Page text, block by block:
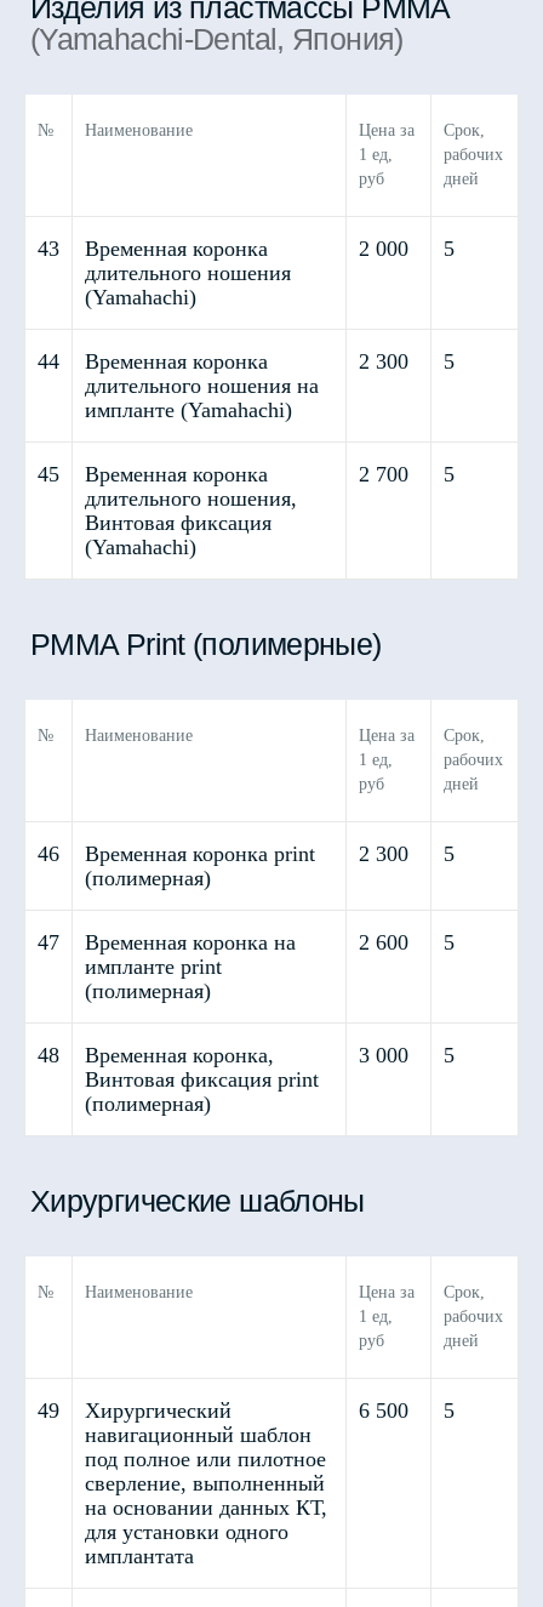
№ Наименование
Цена за
1 ед,
руб
Срок,
рабочих
дней
43
Временная коронка
длительного ношения
(Yamahachi)
2 000 5
44
Временная коронка
длительного ношения на
импланте (Yamahachi)
2 300 5
45
Временная коронка
длительного ношения,
Винтовая фиксация
(Yamahachi)
2 700 5
№ Наименование
Цена за
1 ед,
руб
Срок,
рабочих
дней
46
Временная коронка print
(полимерная)
2 300 5
47
Временная коронка на
импланте print
(полимерная)
2 600 5
48
Временная коронка,
Винтовая фиксация print
(полимерная)
3 000 5
№ Наименование
Цена за
1 ед,
руб
Срок,
рабочих
дней
49
Хирургический
навигационный шаблон
под полное или пилотное
сверление, выполненный
на основании данных КТ,
для установки одного
имплантата
6 500 5
Балочные конструкции